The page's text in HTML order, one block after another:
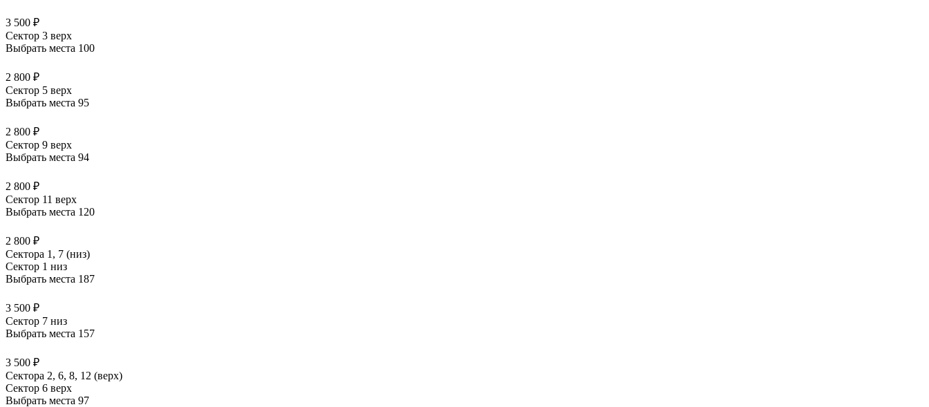
3 500 ₽
Сектор 3 верх
Выбрать места 100
2 800 ₽
Сектор 5 верх
Выбрать места 95
2 800 ₽
Сектор 9 верх
Выбрать места 94
2 800 ₽
Сектор 11 верх
Выбрать места 120
2 800 ₽
Сектора 1, 7 (низ)
Сектор 1 низ
Выбрать места 187
3 500 ₽
Сектор 7 низ
Выбрать места 157
3 500 ₽
Сектора 2, 6, 8, 12 (верх)
Сектор 6 верх
Выбрать места 97